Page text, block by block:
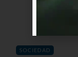
SOCIEDAD